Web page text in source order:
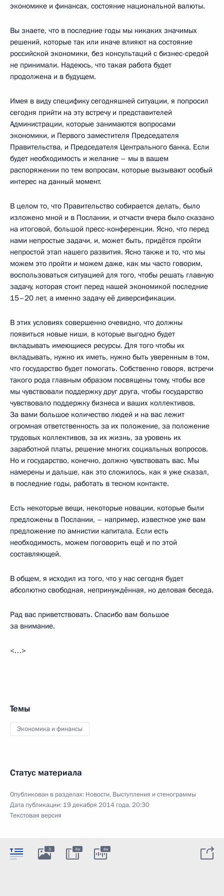
экономике и финансах, состояние национальной валюты.
Вы знаете, что в последние годы мы никаких значимых
решений, которые так или иначе влияют на состояние
российской экономики, без консультаций с бизнес-средой
не принимали. Надеюсь, что такая работа будет
продолжена и в будущем.
Имея в виду специфику сегодняшней ситуации, я попросил
сегодня прийти на эту встречу и представителей
Администрации, которые занимаются вопросами
экономики, и Первого заместителя Председателя
Правительства, и Председателя Центрального банка. Если
будет необходимость и желание – мы в вашем
распоряжении по тем вопросам, которые вызывают особый
интерес на данный момент.
В целом то, что Правительство собирается делать, было
изложено мной и в Послании, и отчасти вчера было сказано
на итоговой, большой пресс-конференции. Ясно, что перед
нами непростые задачи, и, может быть, придётся пройти
непростой этап нашего развития. Ясно также и то, что мы
можем это пройти и можем даже, как мы часто говорим,
воспользоваться ситуацией для того, чтобы решать главную
задачу, которая стоит перед нашей экономикой последние
15–20 лет, а именно задачу её диверсификации.
В этих условиях совершенно очевидно, что должны
появиться новые ниши, в которые выгодно будет
вкладывать имеющиеся ресурсы. Для того чтобы их
вкладывать, нужно их иметь, нужно быть уверенным в том,
что государство будет помогать. Собственно говоря, встречи
такого рода главным образом посвящены тому, чтобы все
мы чувствовали поддержку друг друга, чтобы государство
чувствовало поддержку бизнеса и ваших коллективов.
За вами большое количество людей и на вас лежит
огромная ответственность за их положение, за положение
трудовых коллективов, за их жизнь, за уровень их
заработной платы, решение многих социальных вопросов.
Но и государство, конечно, должно чувствовать вас. Мы
намерены и дальше, как это сложилось, как я уже сказал,
в последние годы, работать в тесном контакте.
Есть некоторые вещи, некоторые новации, которые были
предложены в Послании, – например, известное уже вам
предложение по амнистии капитала. Если есть
необходимость, можем поговорить ещё и по этой
составляющей.
В общем, я исходил из того, что у нас сегодня будет
абсолютно свободная, непринуждённая, но деловая беседа.
Рад вас приветствовать. Спасибо вам большое
за внимание.
<…>
Темы
Экономика и финансы
Статус материала
Опубликован в разделах: Новости, Выступления и стенограммы
Дата публикации: 19 декабря 2014 года, 20:30
Текстовая версия
3 4м 4м